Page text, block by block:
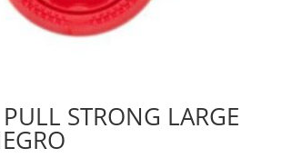
STRONG LARGE